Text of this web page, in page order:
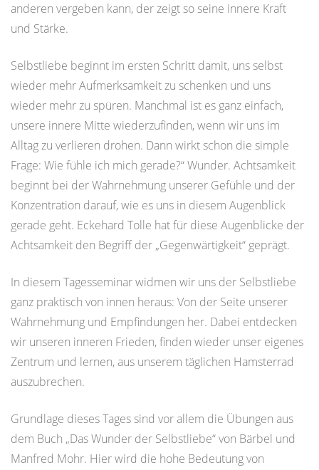
anderen vergeben kann, der zeigt so seine innere Kraft
und Stärke.
Selbstliebe beginnt im ersten Schritt damit, uns selbst
wieder mehr Aufmerksamkeit zu schenken und uns
wieder mehr zu spüren. Manchmal ist es ganz einfach,
unsere innere Mitte wiederzufinden, wenn wir uns im
Alltag zu verlieren drohen. Dann wirkt schon die simple
Frage: Wie fühle ich mich gerade?“ Wunder. Achtsamkeit
beginnt bei der Wahrnehmung unserer Gefühle und der
Konzentration darauf, wie es uns in diesem Augenblick
gerade geht. Eckehard Tolle hat für diese Augenblicke der
Achtsamkeit den Begriff der „Gegenwärtigkeit“ geprägt.
In diesem Tagesseminar widmen wir uns der Selbstliebe
ganz praktisch von innen heraus: Von der Seite unserer
Wahrnehmung und Empfindungen her. Dabei entdecken
wir unseren inneren Frieden, finden wieder unser eigenes
Zentrum und lernen, aus unserem täglichen Hamsterrad
auszubrechen.
Grundlage dieses Tages sind vor allem die Übungen aus
dem Buch „Das Wunder der Selbstliebe“ von Bärbel und
Manfred Mohr. Hier wird die hohe Bedeutung von